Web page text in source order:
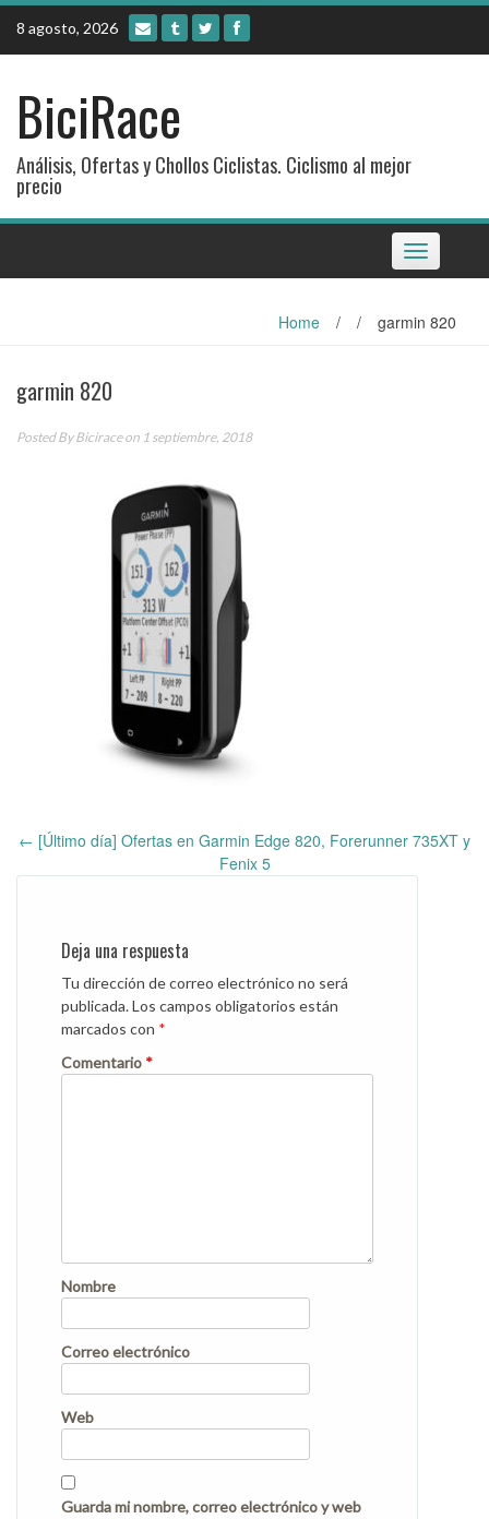
Skip
content
8 agosto, 2026
BiciRace
Análisis, Ofertas y Chollos Ciclistas. Ciclismo al mejor
precio
Toggle
navigation
Home / / garmin 820
garmin 820
Posted ByBiciraceon 1 septiembre, 2018
navigation
← [Último día] Ofertas en Garmin Edge 820, Forerunner 735XT y
Fenix 5
Deja una respuesta
Tu dirección de correo electrónico no será
publicada.Los campos obligatorios están
marcados con *
Comentario *
Nombre
Correo electrónico
Web
Guarda mi nombre, correo electrónico y web